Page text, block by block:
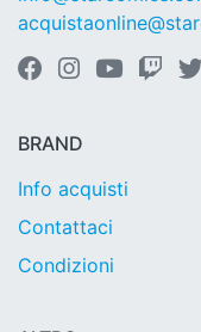
BRAND
Info acquisti
Contattaci
Condizioni